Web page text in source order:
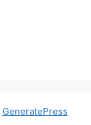
GeneratePress